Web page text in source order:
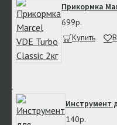
Прикормка
699р.
Купить
Инструмент
140р.